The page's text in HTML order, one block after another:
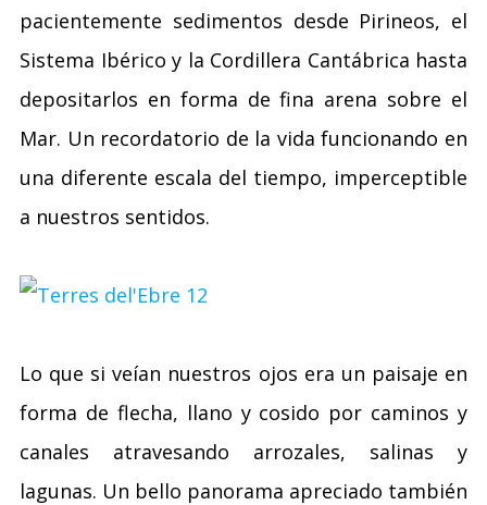
pacientemente sedimentos desde Pirineos, el
Sistema Ibérico y la Cordillera Cantábrica hasta
depositarlos en forma de fina arena sobre el
Mar. Un recordatorio de la vida funcionando en
una diferente escala del tiempo, imperceptible
a nuestros sentidos.
Lo que si veían nuestros ojos era un paisaje en
forma de flecha, llano y cosido por caminos y
canales atravesando arrozales, salinas y
lagunas. Un bello panorama apreciado también